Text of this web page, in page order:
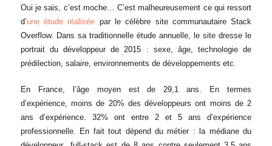
Oui je sais, c’est moche… C’est malheureusement ce qui ressort
d’une étude réalisée par le célèbre site communautaire Stack
Overflow. Dans sa traditionnelle étude annuelle, le site dresse le
portrait du développeur de 2015 : sexe, âge, technologie de
prédilection, salaire, environnements de développements etc.
En France, l’âge moyen est de 29,1 ans. En termes
d’expérience, moins de 20% des développeurs ont moins de 2
ans d’expérience. 32% ont entre 2 et 5 ans d’expérience
professionnelle. En fait tout dépend du métier : la médiane du